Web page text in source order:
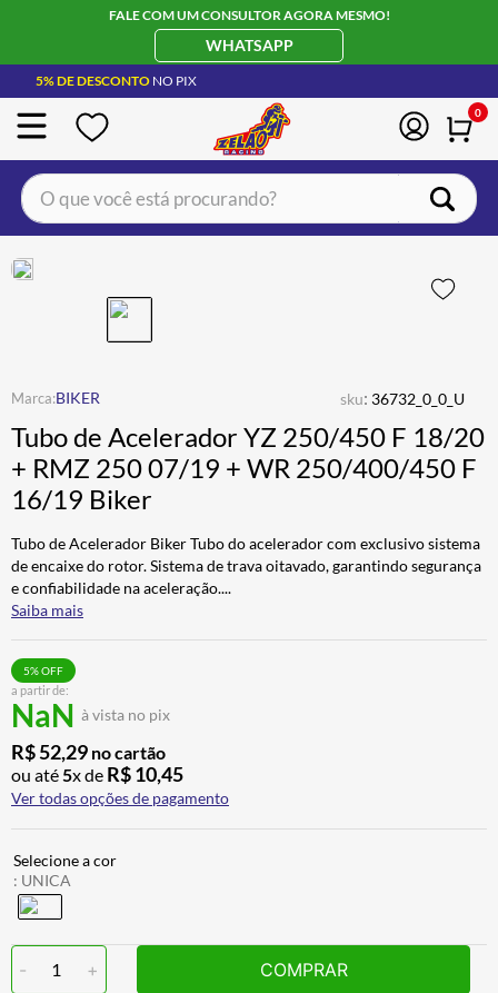
FALE COM UM CONSULTOR AGORA MESMO!
WHATSAPP
5% DE DESCONTO NO PIX
0
O que você está procurando?
BIKER sku: 36732_0_0_U
Tubo de Acelerador YZ 250/450 F 18/20
+ RMZ 250 07/19 + WR 250/400/450 F
16/19 Biker
Tubo de Acelerador Biker Tubo do acelerador com exclusivo sistema
de encaixe do rotor. Sistema de trava oitavado, garantindo segurança
e confiabilidade na aceleração....
Saiba mais
a partir de:
NaN à vista no pix
5% OFF
R$52,29 no cartão
ou até 5x de R$10,45
Ver todas opções de pagamento
: UNICA
- 1 + COMPRAR
BOTA
4º ÓCULOS SOLAR
5º LUVA
6º ALPINESTAR
7 º BAU
8º CALÇA
9º AIROH